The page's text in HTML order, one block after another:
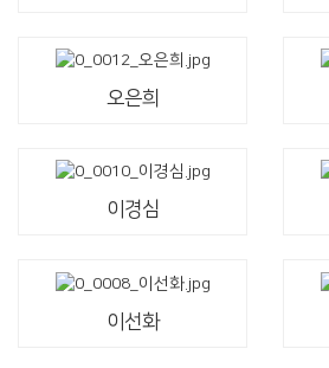
오은희
이경심
이선화